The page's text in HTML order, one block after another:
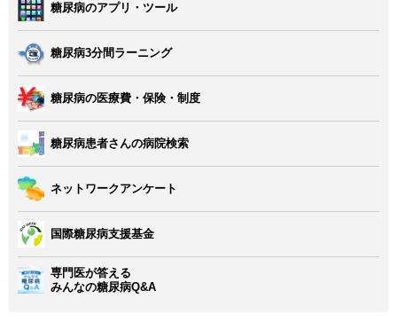
糖尿病のアプリ・ツール
糖尿病3分間ラーニング
糖尿病の医療費・保険・制度
糖尿病患者さんの病院検索
ネットワークアンケート
国際糖尿病支援基金
専門医が答える
みんなの糖尿病Q&A